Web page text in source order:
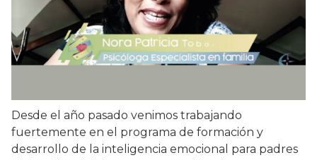
Desde el año pasado venimos trabajando
fuertemente en el programa de formación y
desarrollo de la inteligencia emocional para padres